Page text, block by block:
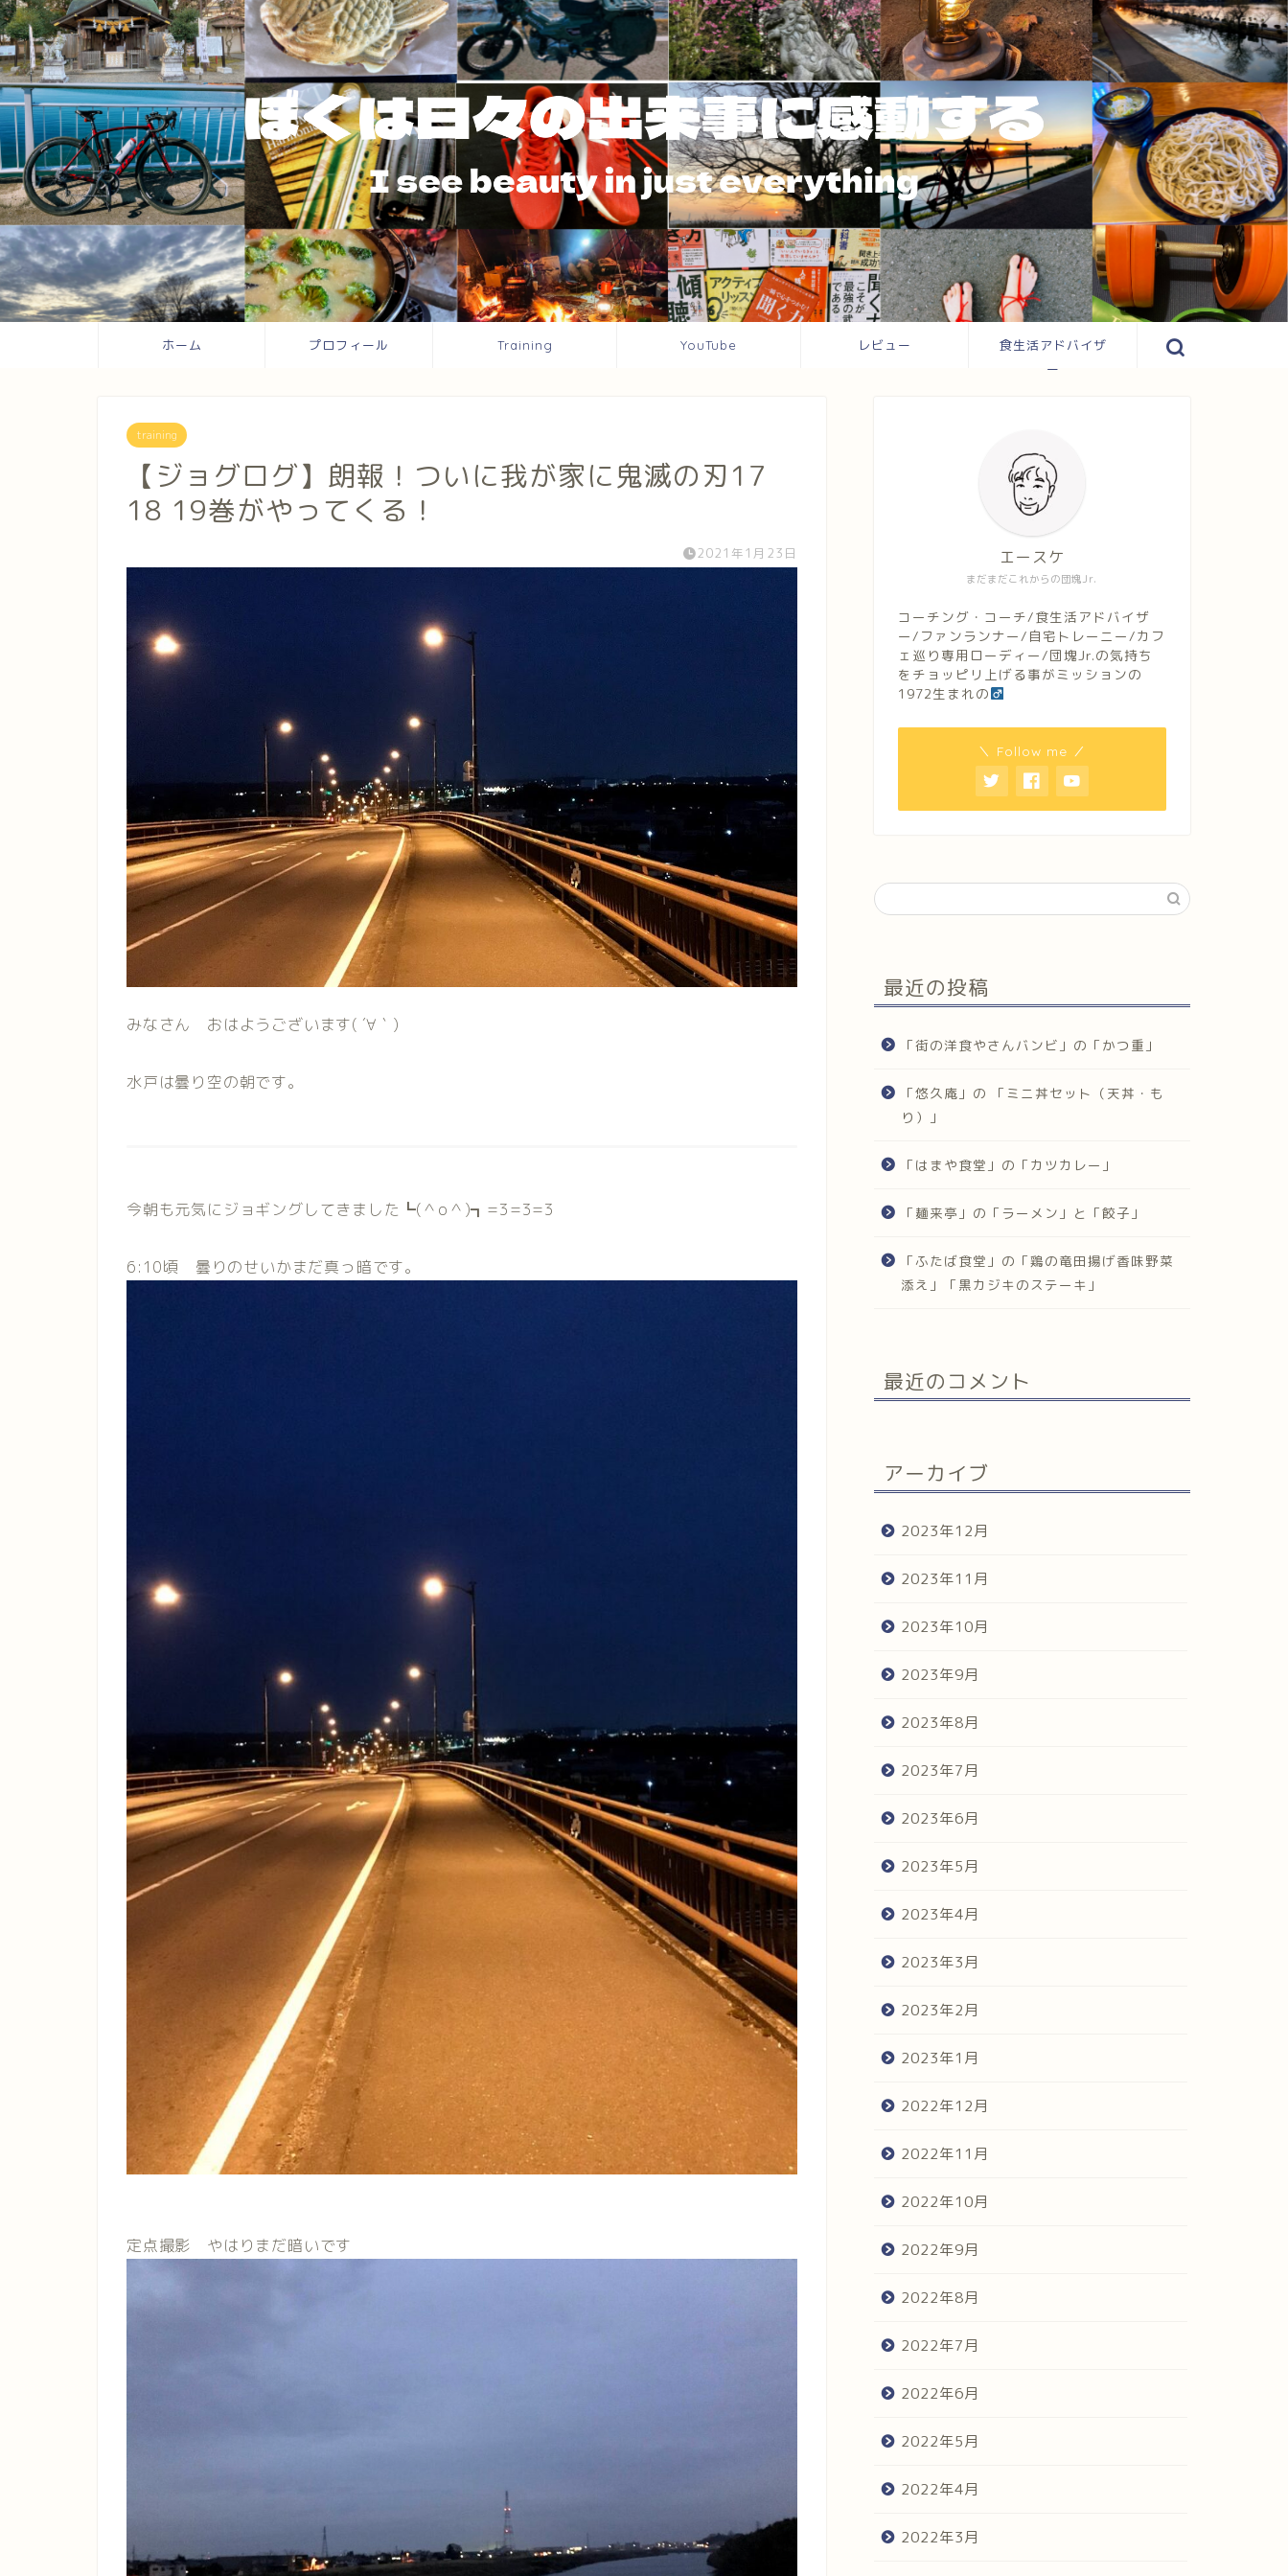
ホーム プロフィール Training YouTube レビュー
食生活アドバイザ
ー
training
【ジョグログ】朗報！ついに我が家に鬼滅の刃17
18 19巻がやってくる！
2021年1月23日
みなさん おはようございます( ´∀｀)
水戸は曇り空の朝です。
今朝も元気にジョギングしてきました┗(＾o＾)┓=3=3=3
6:10頃 曇りのせいかまだ真っ暗です。
定点撮影 やはりまだ暗いです
まだまだこれからの団塊Jr.
エースケ
コーチング・コーチ/食生活アドバイザ
ー/ファンランナー/自宅トレーニー/カフ
ェ巡り専用ローディー/団塊Jr.の気持ち
をチョッピリ上げる事がミッションの
1972生まれの
＼ Follow me ／
最近の投稿
「街の洋食やさんバンビ」の「かつ重」
「悠久庵」の 「ミニ丼セット（天丼・も
り）」
「はまや食堂」の「カツカレー」
「麺来亭」の「ラーメン」と「餃子」
「ふたば食堂」の「鶏の竜田揚げ香味野菜
添え」「黒カジキのステーキ」
最近のコメント
アーカイブ
2023年12月
2023年11月
2023年10月
2023年9月
2023年8月
2023年7月
2023年6月
2023年5月
2023年4月
2023年3月
2023年2月
2023年1月
2022年12月
2022年11月
2022年10月
2022年9月
2022年8月
2022年7月
2022年6月
2022年5月
2022年4月
2022年3月